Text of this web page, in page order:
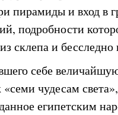
пирамиды и вход в
подробности
склепа и бесследно
себе
чудесам
египетским